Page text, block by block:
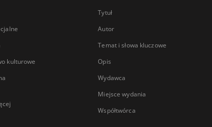
kulturowe
Tytuł
Autor
Temat i słowa kluczowe
Opis
Wydawca
Miejsce wydania
Współtwórca